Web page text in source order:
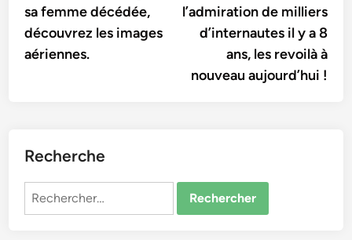
sa femme décédée,
découvrez les images
aériennes.
l’admiration de milliers
d’internautes il y a 8
ans, les revoilà à
nouveau aujourd’hui !
Recherche
Rechercher :